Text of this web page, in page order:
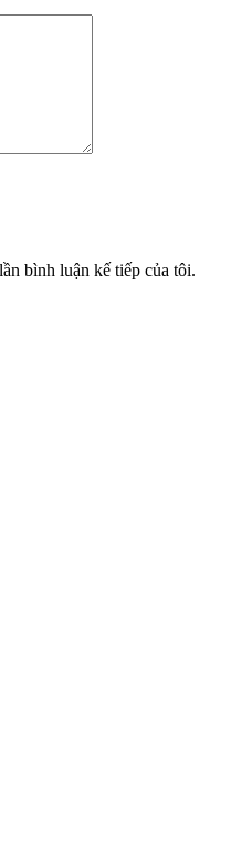
bình luận kế tiếp của tôi.